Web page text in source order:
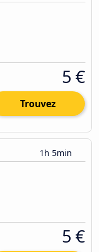
5 €
Trouvez
1h 5min
5 €